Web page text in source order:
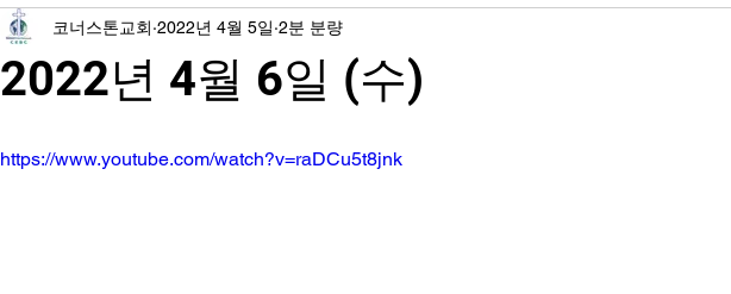
2022년 4월 6일 (수)
코너스톤교회 2022년 4월 5일 2분 분량
https://www.youtube.com/watch?v=raDCu5t8jnk